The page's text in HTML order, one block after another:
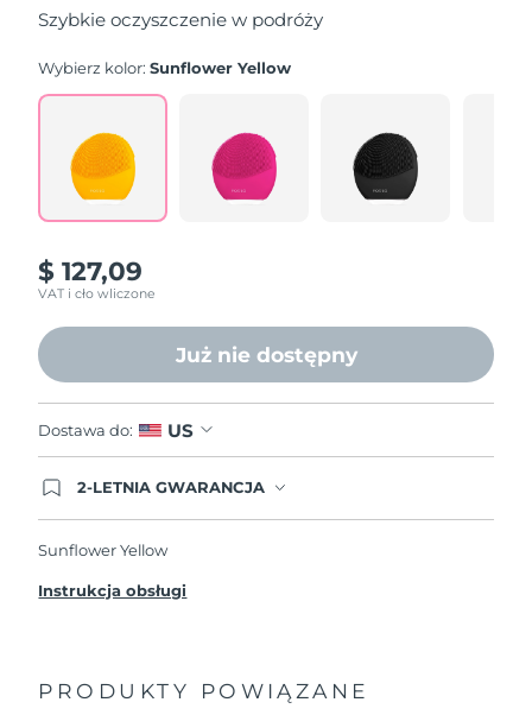
5
stars,
rating
Read
Reviews.
Same
page
Szybkie oczyszczenie w podróży
Wybierz kolor:Sunflower Yellow
$ 127,09
VAT i cło wliczone
Już nie dostępny
Dostawa do: US
2-LETNIA GWARANCJA
przypadku wystąpienia problemów w ciągu 2 lat
Sunflower Yellow
Instrukcja obsługi
PRODUKTY POWIĄZANE